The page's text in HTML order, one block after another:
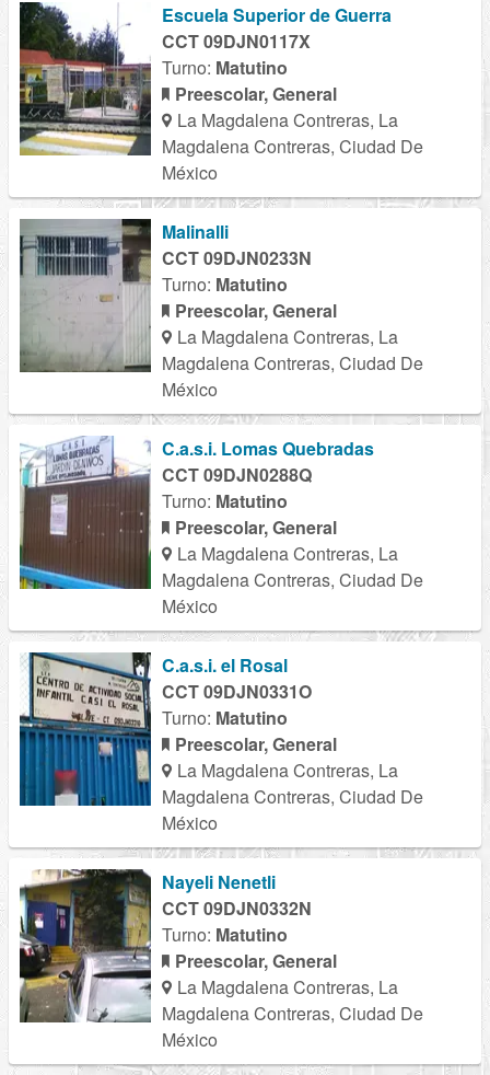
Escuela Superior de Guerra
CCT 09DJN0117X
Turno: Matutino
Preescolar, General
La Magdalena Contreras, La
Magdalena Contreras, Ciudad De
México
Malinalli
CCT 09DJN0233N
Turno: Matutino
Preescolar, General
La Magdalena Contreras, La
Magdalena Contreras, Ciudad De
México
C.a.s.i. Lomas Quebradas
CCT 09DJN0288Q
Turno: Matutino
Preescolar, General
La Magdalena Contreras, La
Magdalena Contreras, Ciudad De
México
C.a.s.i. el Rosal
CCT 09DJN0331O
Turno: Matutino
Preescolar, General
La Magdalena Contreras, La
Magdalena Contreras, Ciudad De
México
Nayeli Nenetli
CCT 09DJN0332N
Turno: Matutino
Preescolar, General
La Magdalena Contreras, La
Magdalena Contreras, Ciudad De
México